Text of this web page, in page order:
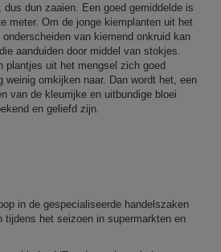
dus dun zaaien. Een goed gemiddelde is
meter. Om de jonge kiemplanten uit het
van kiemend onkruid kan
aanduiden door middel van stokjes.
plantjes uit het mengsel zich goed
weinig omkijken naar. Dan wordt het, een
van de kleurrijke en uitbundige bloei
en geliefd zijn.
in de gespecialiseerde handelszaken
tijdens het seizoen in supermarkten en